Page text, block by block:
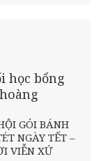
học bổng
GÓI BÁNH
NGÀY TẾT –
VIỄN XỨ